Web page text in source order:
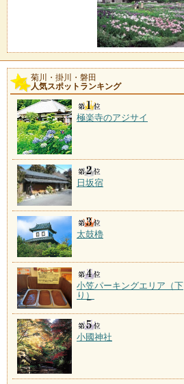
菊川・掛川・磐田
人気スポットランキング
極楽寺のアジサイ
日坂宿
太鼓櫓
小笠パーキングエリア（下
り）
小國神社